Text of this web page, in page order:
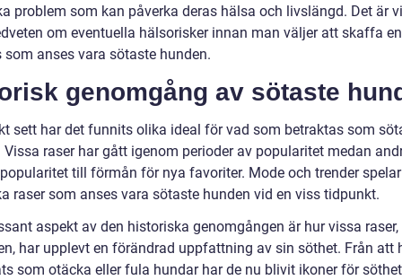
problem som kan påverka deras hälsa och livslängd. Det är
om eventuella hälsorisker innan man väljer att skaffa en
som anses vara sötaste hunden.
genomgång av sötaste
sett har det funnits olika ideal för vad som betraktas som
Vissa raser har gått igenom perioder av popularitet medan
till förmån för nya favoriter. Mode och trender
raser som anses vara sötaste hunden vid en viss tidpunkt.
aspekt av den historiska genomgången är hur vissa
har upplevt en förändrad uppfattning av sin söthet. Från att
som otäcka eller fula hundar har de nu blivit ikoner för